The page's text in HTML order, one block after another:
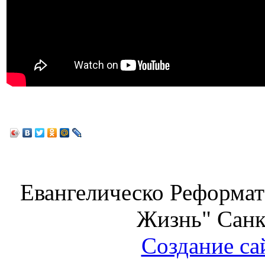
Евангелическо
Жизнь"
Создание